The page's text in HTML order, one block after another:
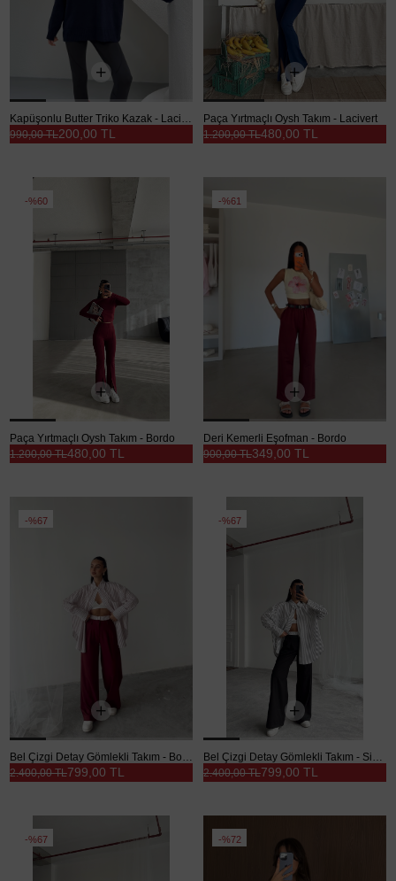
Kapüşonlu Butter Triko Kazak - Lacivert
200,00 TL
990,00 TL
Paça Yırtmaçlı Oysh Takım - Lacivert
480,00 TL
1.200,00 TL
%60
Paça Yırtmaçlı Oysh Takım - Bordo
480,00 TL
1.200,00 TL
%61
Deri Kemerli Eşofman - Bordo
349,00 TL
900,00 TL
%67
Bel Çizgi Detay Gömlekli Takım - Bordo
799,00 TL
2.400,00 TL
%67
Bel Çizgi Detay Gömlekli Takım - Siyah
799,00 TL
2.400,00 TL
%67 %72